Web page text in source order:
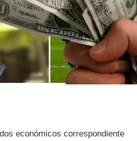
económicos correspondiente